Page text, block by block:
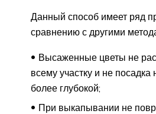
Данный способ имеет ряд
сравнению с другими
Высаженные цветы не
всему участку и не посадка
более глубокой;
При выкапывании не